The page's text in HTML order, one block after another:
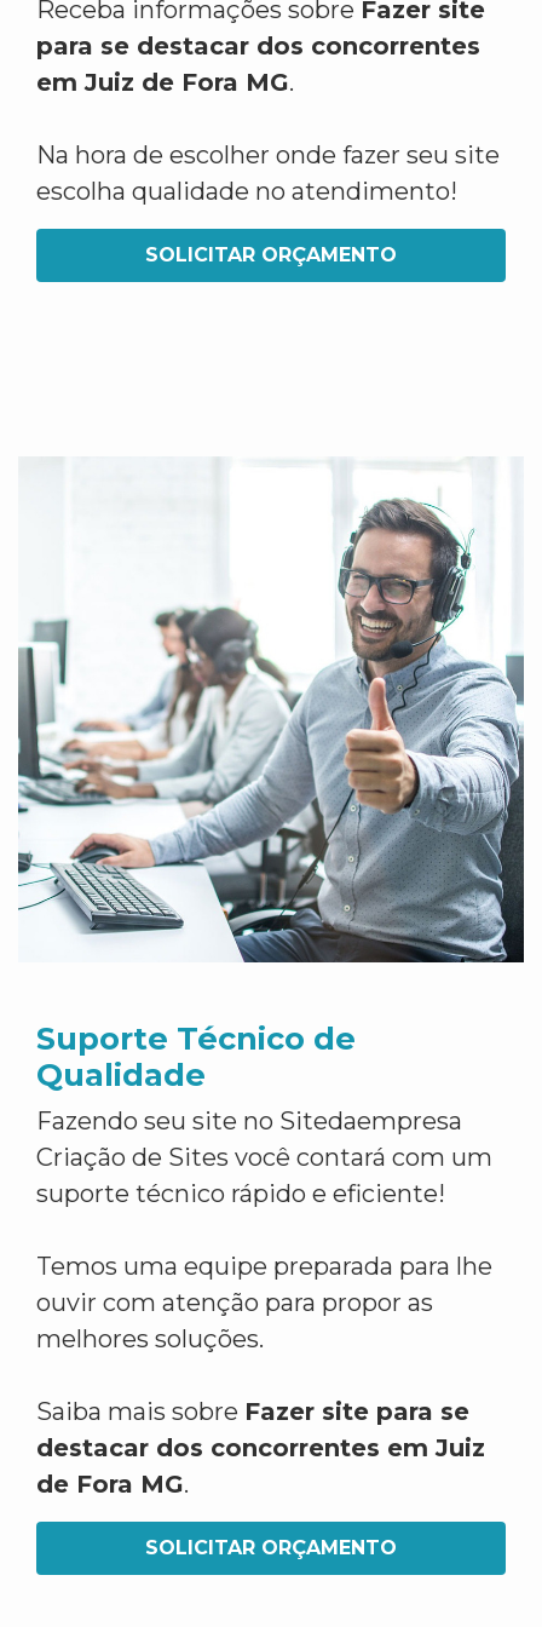
Receba informações sobre Fazer site
para se destacar dos concorrentes
em Juiz de Fora MG.
Na hora de escolher onde fazer seu site
escolha qualidade no atendimento!
SOLICITAR ORÇAMENTO
Suporte Técnico de
Qualidade
Fazendo seu site no Sitedaempresa
Criação de Sites você contará com um
suporte técnico rápido e eficiente!
Temos uma equipe preparada para lhe
ouvir com atenção para propor as
melhores soluções.
Saiba mais sobre Fazer site para se
destacar dos concorrentes em Juiz
de Fora MG.
SOLICITAR ORÇAMENTO